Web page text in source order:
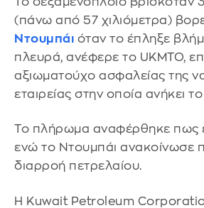
(πάνω από 57 χιλιόμετρα)
Ντουμπάι όταν το έπληξε
πλευρά, ανέφερε το UKMTO,
αξιωματούχο ασφαλείας της
εταιρείας στην οποία ανήκει
Το πλήρωμα αναφέρθηκε πως
ενώ το Ντουμπάι ανακοίνωσε
διαρροή πετρελαίου.
Η Kuwait Petroleum